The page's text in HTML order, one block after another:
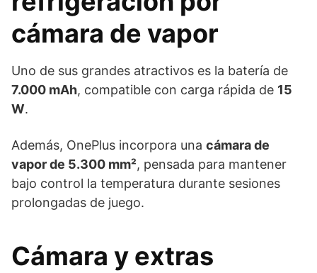
cámara de vapor
Uno de sus grandes atractivos es la batería de
7.000 mAh, compatible con carga rápida de 15
W.
Además, OnePlus incorpora una cámara de
vapor de 5.300 mm², pensada para mantener
bajo control la temperatura durante sesiones
prolongadas de juego.
Cámara y extras